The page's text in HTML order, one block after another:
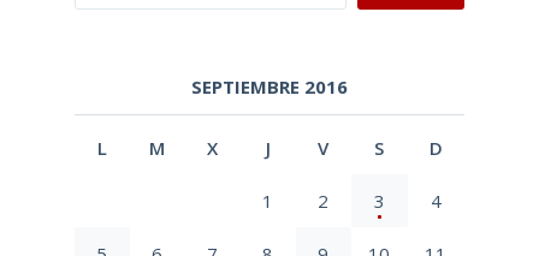
SEPTIEMBRE 2016
L M X J V S D
1 2 3 4